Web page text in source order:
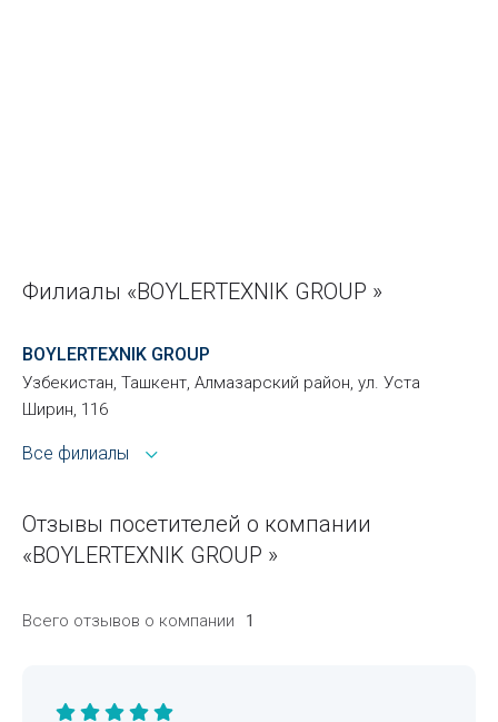
Филиалы «BOYLERTEXNIK GROUP »
BOYLERTEXNIK GROUP
Узбекистан, Ташкент, Алмазарский район, ул. Уста
Ширин, 116
Все филиалы
Отзывы посетителей о компании
«BOYLERTEXNIK GROUP »
Всего отзывов о компании 1